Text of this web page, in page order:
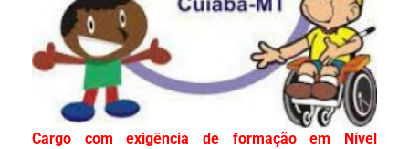
Cargo com exigência de formação em Nível